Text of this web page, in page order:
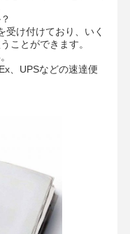
け付けており、いく
ことができます。
、UPSなどの速達便